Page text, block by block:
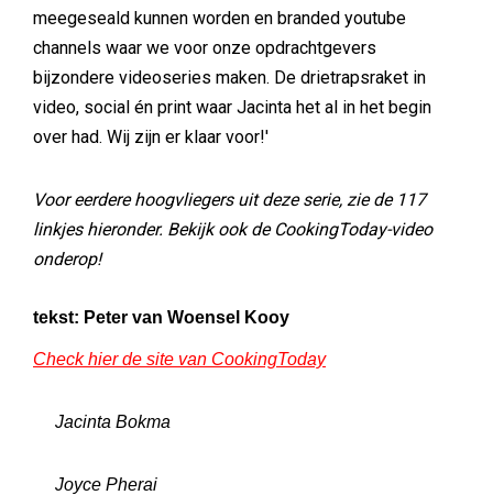
meegeseald kunnen worden en branded youtube
channels waar we voor onze opdrachtgevers
bijzondere videoseries maken. De drietrapsraket in
video, social én print waar Jacinta het al in het begin
over had. Wij zijn er klaar voor!'
Voor eerdere hoogvliegers uit deze serie, zie de 117
linkjes hieronder. Bekijk ook de CookingToday-video
onderop!
tekst: Peter van Woensel Kooy
Check hier de site van CookingToday
Jacinta Bokma
Joyce Pherai